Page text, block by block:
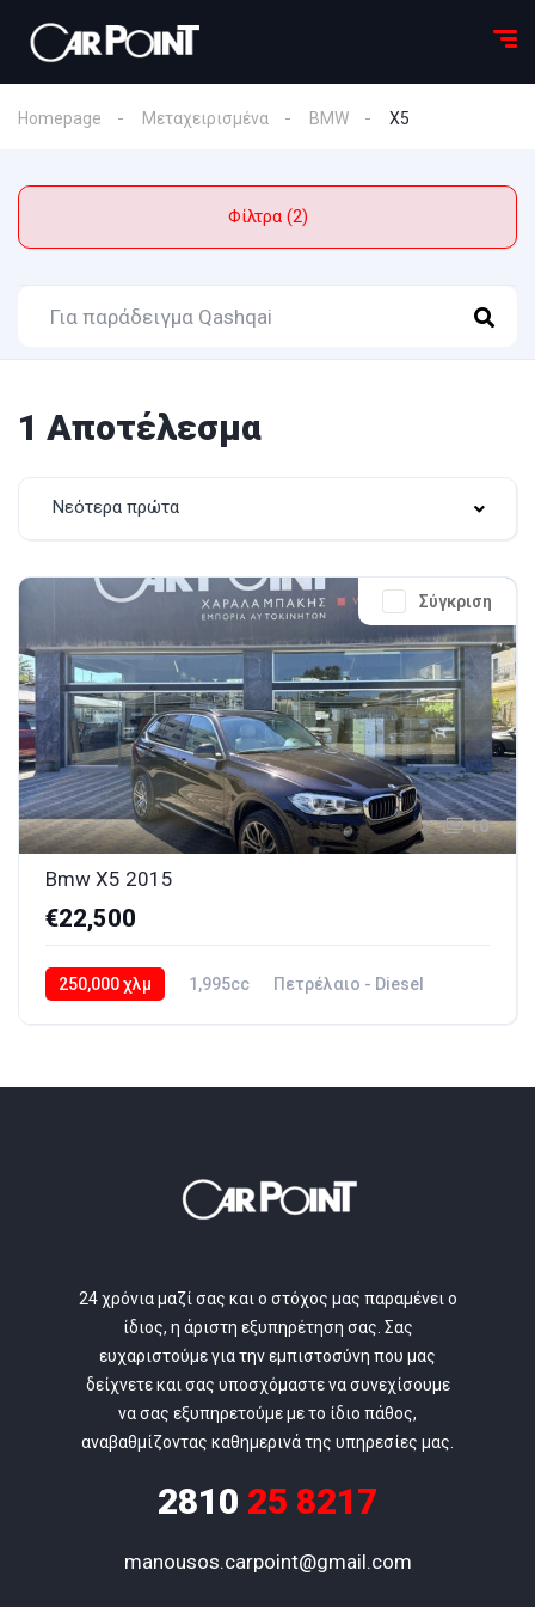
Homepage Μεταχειρισμένα BMW X5
Φίλτρα (2)
1 Αποτέλεσμα
Νεότερα πρώτα
Σύγκριση
10
Bmw X5 2015
€22,500
250,000 χλμ 1,995cc
Πετρέλαιο - Diesel
24 χρόνια μαζί σας και ο στόχος μας παραμένει ο
ίδιος, η άριστη εξυπηρέτηση σας. Σας
ευχαριστούμε για την εμπιστοσύνη που μας
δείχνετε και σας υποσχόμαστε να συνεχίσουμε
να σας εξυπηρετούμε με το ίδιο πάθος,
αναβαθμίζοντας καθημερινά της υπηρεσίες μας.
2810 25 8217
manousos.carpoint@gmail.com